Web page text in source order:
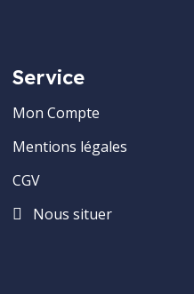
Service
Mon Compte
Mentions légales
CGV
Nous situer